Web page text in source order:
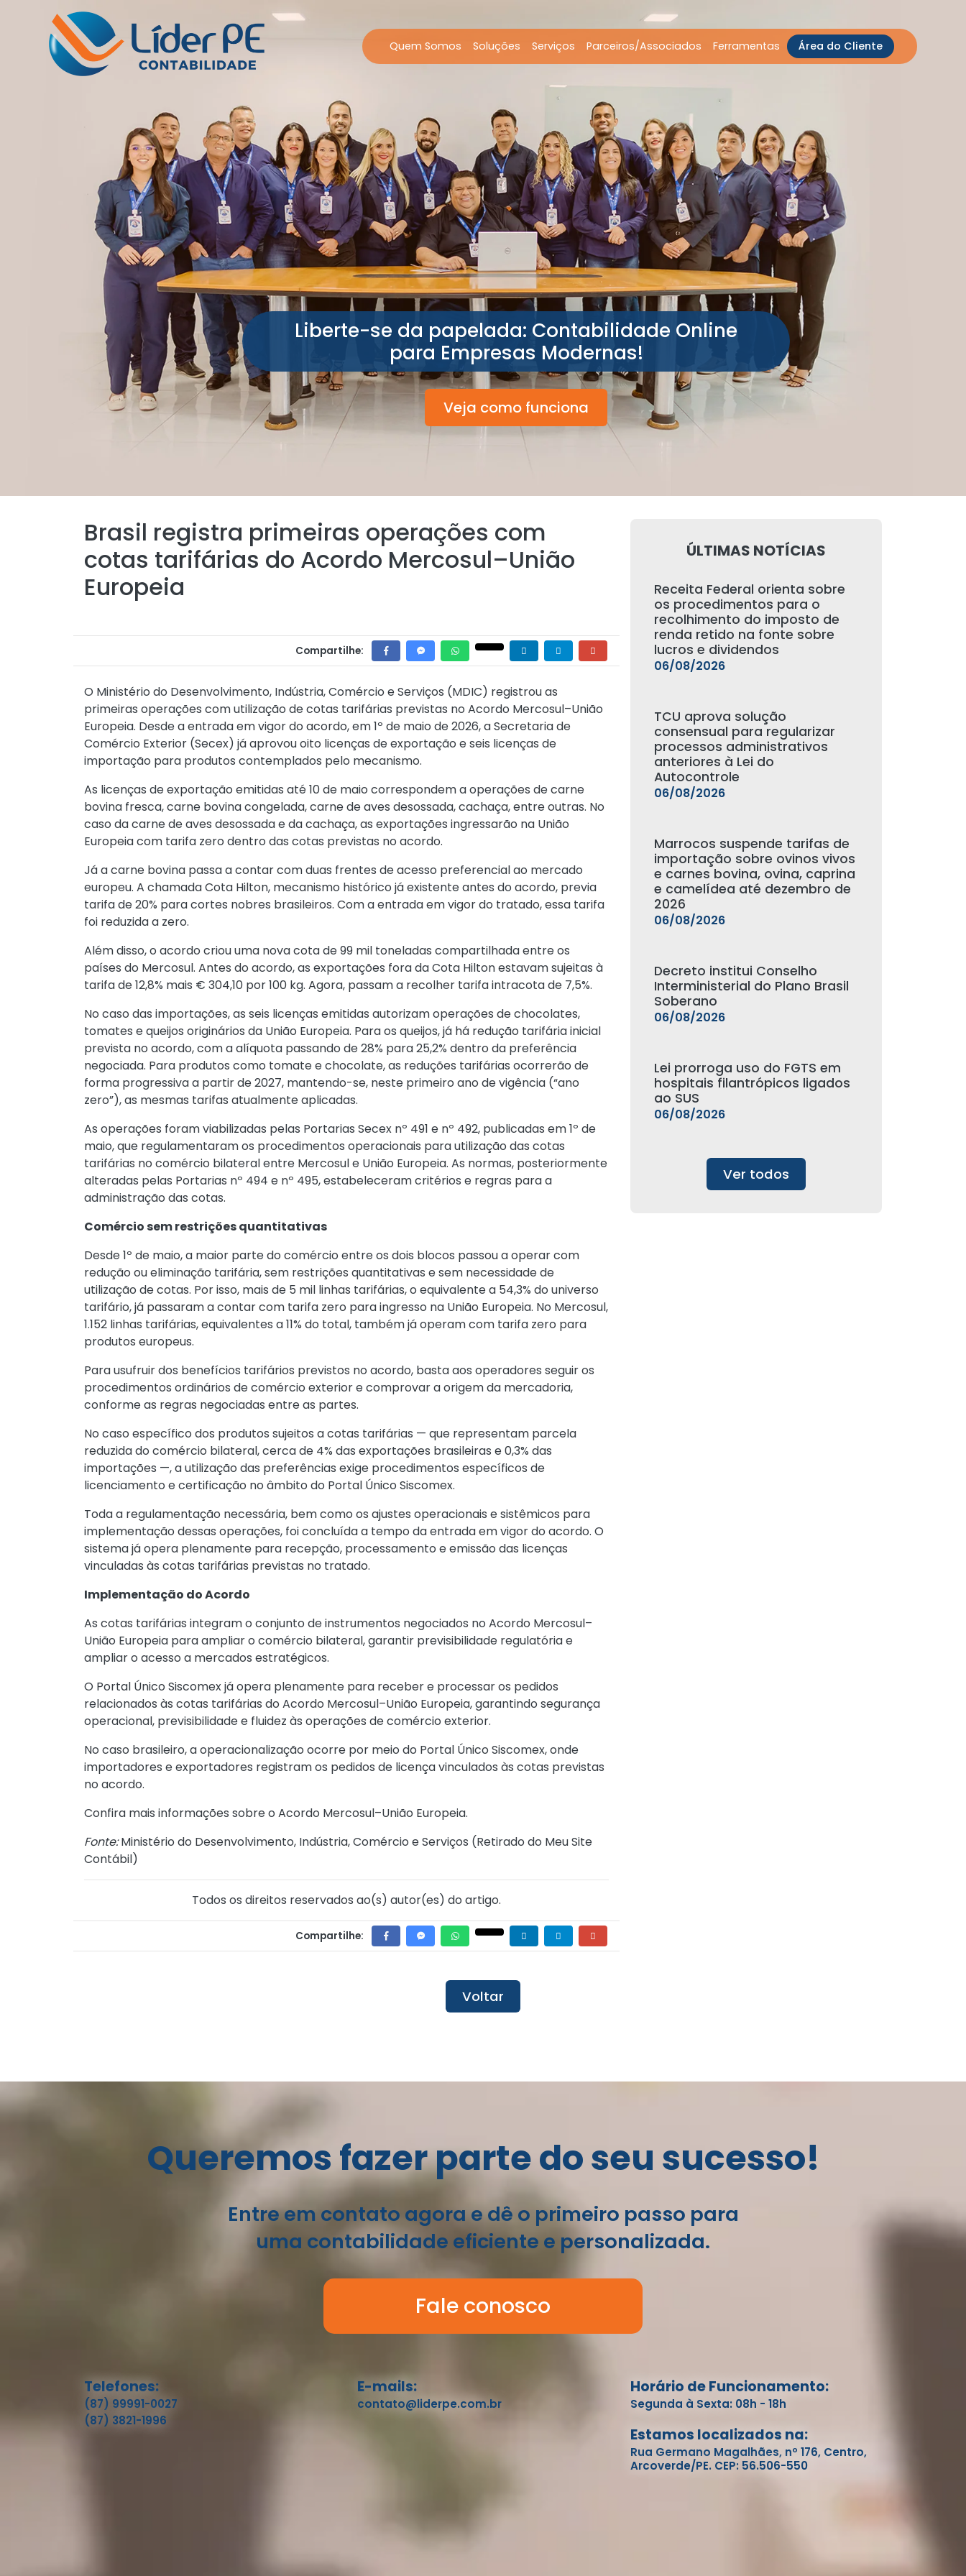
Quem Somos Soluções Serviços Parceiros/Associados Ferramentas Área do Cliente
Liberte-se da papelada: Contabilidade Online
para Empresas Modernas!
Veja como funciona
Brasil registra primeiras operações com
cotas tarifárias do Acordo Mercosul–União
Europeia
Compartilhe:
O Ministério do Desenvolvimento, Indústria, Comércio e Serviços (MDIC) registrou as
primeiras operações com utilização de cotas tarifárias previstas no Acordo Mercosul–União
Europeia. Desde a entrada em vigor do acordo, em 1º de maio de 2026, a Secretaria de
Comércio Exterior (Secex) já aprovou oito licenças de exportação e seis licenças de
importação para produtos contemplados pelo mecanismo.
As licenças de exportação emitidas até 10 de maio correspondem a operações de carne
bovina fresca, carne bovina congelada, carne de aves desossada, cachaça, entre outras. No
caso da carne de aves desossada e da cachaça, as exportações ingressarão na União
Europeia com tarifa zero dentro das cotas previstas no acordo.
Já a carne bovina passa a contar com duas frentes de acesso preferencial ao mercado
europeu. A chamada Cota Hilton, mecanismo histórico já existente antes do acordo, previa
tarifa de 20% para cortes nobres brasileiros. Com a entrada em vigor do tratado, essa tarifa
foi reduzida a zero.
Além disso, o acordo criou uma nova cota de 99 mil toneladas compartilhada entre os
países do Mercosul. Antes do acordo, as exportações fora da Cota Hilton estavam sujeitas à
tarifa de 12,8% mais € 304,10 por 100 kg. Agora, passam a recolher tarifa intracota de 7,5%.
No caso das importações, as seis licenças emitidas autorizam operações de chocolates,
tomates e queijos originários da União Europeia. Para os queijos, já há redução tarifária inicial
prevista no acordo, com a alíquota passando de 28% para 25,2% dentro da preferência
negociada. Para produtos como tomate e chocolate, as reduções tarifárias ocorrerão de
forma progressiva a partir de 2027, mantendo-se, neste primeiro ano de vigência (“ano
zero”), as mesmas tarifas atualmente aplicadas.
As operações foram viabilizadas pelas Portarias Secex nº 491 e nº 492, publicadas em 1º de
maio, que regulamentaram os procedimentos operacionais para utilização das cotas
tarifárias no comércio bilateral entre Mercosul e União Europeia. As normas, posteriormente
alteradas pelas Portarias nº 494 e nº 495, estabeleceram critérios e regras para a
administração das cotas.
Comércio sem restrições quantitativas
Desde 1º de maio, a maior parte do comércio entre os dois blocos passou a operar com
redução ou eliminação tarifária, sem restrições quantitativas e sem necessidade de
utilização de cotas. Por isso, mais de 5 mil linhas tarifárias, o equivalente a 54,3% do universo
tarifário, já passaram a contar com tarifa zero para ingresso na União Europeia. No Mercosul,
1.152 linhas tarifárias, equivalentes a 11% do total, também já operam com tarifa zero para
produtos europeus.
Para usufruir dos benefícios tarifários previstos no acordo, basta aos operadores seguir os
procedimentos ordinários de comércio exterior e comprovar a origem da mercadoria,
conforme as regras negociadas entre as partes.
No caso específico dos produtos sujeitos a cotas tarifárias — que representam parcela
reduzida do comércio bilateral, cerca de 4% das exportações brasileiras e 0,3% das
importações —, a utilização das preferências exige procedimentos específicos de
licenciamento e certificação no âmbito do Portal Único Siscomex.
Toda a regulamentação necessária, bem como os ajustes operacionais e sistêmicos para
implementação dessas operações, foi concluída a tempo da entrada em vigor do acordo. O
sistema já opera plenamente para recepção, processamento e emissão das licenças
vinculadas às cotas tarifárias previstas no tratado.
Implementação do Acordo
As cotas tarifárias integram o conjunto de instrumentos negociados no Acordo Mercosul–
União Europeia para ampliar o comércio bilateral, garantir previsibilidade regulatória e
ampliar o acesso a mercados estratégicos.
O Portal Único Siscomex já opera plenamente para receber e processar os pedidos
relacionados às cotas tarifárias do Acordo Mercosul–União Europeia, garantindo segurança
operacional, previsibilidade e fluidez às operações de comércio exterior.
No caso brasileiro, a operacionalização ocorre por meio do Portal Único Siscomex, onde
importadores e exportadores registram os pedidos de licença vinculados às cotas previstas
no acordo.
Confira mais informações sobre o Acordo Mercosul–União Europeia.
Fonte:Ministério do Desenvolvimento, Indústria, Comércio e Serviços (Retirado do Meu Site
Contábil)
Todos os direitos reservados ao(s) autor(es) do artigo.
Compartilhe:
ÚLTIMAS NOTÍCIAS
Receita Federal orienta sobre
os procedimentos para o
recolhimento do imposto de
renda retido na fonte sobre
lucros e dividendos
06/08/2026
TCU aprova solução
consensual para regularizar
processos administrativos
anteriores à Lei do
Autocontrole
06/08/2026
Marrocos suspende tarifas de
importação sobre ovinos vivos
e carnes bovina, ovina, caprina
e camelídea até dezembro de
2026
06/08/2026
Decreto institui Conselho
Interministerial do Plano Brasil
Soberano
06/08/2026
Lei prorroga uso do FGTS em
hospitais filantrópicos ligados
ao SUS
06/08/2026
Ver todos
Voltar
Queremos fazer parte do seu sucesso!
Entre em contato agora e dê o primeiro passo para
uma contabilidade eficiente e personalizada.
Fale conosco
Telefones:
(87) 99991-0027
(87) 3821-1996
E-mails:
contato@liderpe.com.br
Horário de Funcionamento:
Segunda à Sexta: 08h - 18h
Estamos localizados na:
Rua Germano Magalhães, nº 176, Centro,
Arcoverde/PE. CEP: 56.506-550